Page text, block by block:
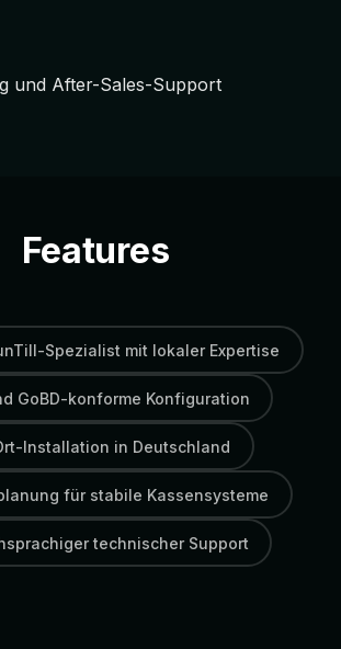
und After-Sales-Support
Features
Spezialist mit lokaler Expertise
GoBD-konforme Konfiguration
Installation in Deutschland
für stabile Kassensysteme
technischer Support